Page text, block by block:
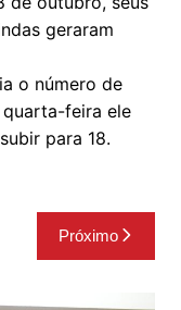
geraram
o número de
quarta-feira ele
para 18.
Próximo